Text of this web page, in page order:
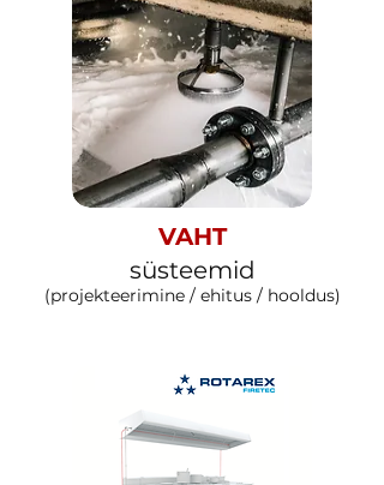
VAHT
süsteemid
(projekteerimine / ehitus / hooldus)